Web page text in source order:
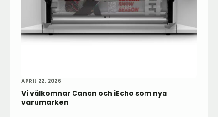
Vi välkomnar Canon och iEcho som nya
varumärken
APRIL 22, 2026